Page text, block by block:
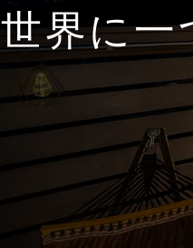
世界に一